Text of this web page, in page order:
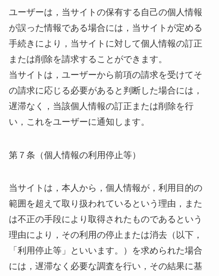
ユーザーは，当サイトの保有する自己の個人情報
が誤った情報である場合には，当サイトが定める
手続きにより，当サイトに対して個人情報の訂正
または削除を請求することができます。
当サイトは，ユーザーから前項の請求を受けてそ
の請求に応じる必要があると判断した場合には，
遅滞なく，当該個人情報の訂正または削除を行
い，これをユーザーに通知します。
第７条（個人情報の利用停止等）
当サイトは，本人から，個人情報が，利用目的の
範囲を超えて取り扱われているという理由，また
は不正の手段により取得されたものであるという
理由により，その利用の停止または消去（以下，
「利用停止等」といいます。）を求められた場合
には，遅滞なく必要な調査を行い，その結果に基